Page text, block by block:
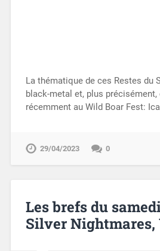
La thématique de ces Restes du
black-metal et, plus précisément,
récemment au Wild Boar Fest:
29/04/2023 0
Les brefs du
Silver Nightmares,